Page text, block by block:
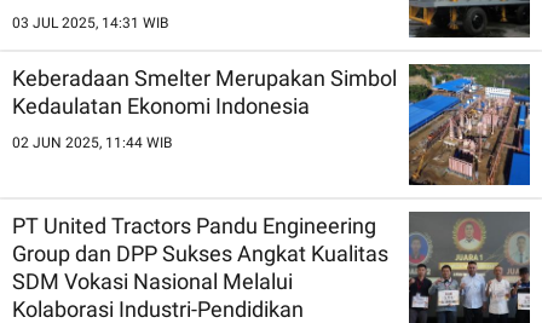
03 JUL 2025, 14:31 WIB
Keberadaan Smelter Merupakan Simbol
Kedaulatan Ekonomi Indonesia
02 JUN 2025, 11:44 WIB
PT United Tractors Pandu Engineering
Group dan DPP Sukses Angkat Kualitas
SDM Vokasi Nasional Melalui
Kolaborasi Industri-Pendidikan